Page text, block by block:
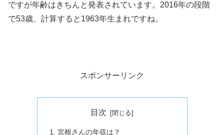
ですが年齢はきちんと発表されています。 2016年の段階
で53歳、 計算すると 1963年生まれですね。
スポンサーリンク
目次
宮根さんの年収は？